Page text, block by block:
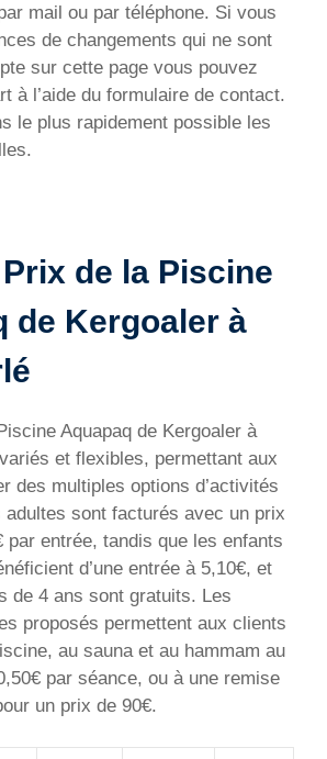
mail ou par téléphone. Si vous
de changements qui ne sont
sur cette page vous pouvez
à l’aide du formulaire de contact.
le plus rapidement possible les
de la Piscine
de Kergoaler à
Aquapaq de Kergoaler à
et flexibles, permettant aux
des multiples options d’activités
adultes sont facturés avec un prix
par entrée, tandis que les enfants
d’une entrée à 5,10€, et
de 4 ans sont gratuits. Les
proposés permettent aux clients
au sauna et au hammam au
par séance, ou à une remise
un prix de 90€.